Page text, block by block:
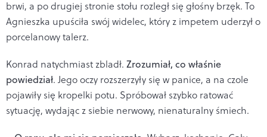
brwi, a po drugiej stronie stołu rozległ się głośny brzęk. To
Agnieszka upuściła swój widelec, który z impetem uderzył o
porcelanowy talerz.
Konrad natychmiast zbladł. Zrozumiał, co właśnie
powiedział. Jego oczy rozszerzyły się w panice, a na czole
pojawiły się kropelki potu. Spróbował szybko ratować
sytuację, wydając z siebie nerwowy, nienaturalny śmiech.